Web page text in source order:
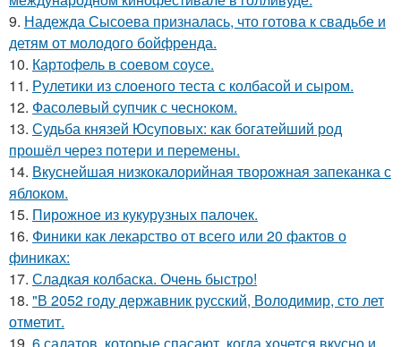
9. Надежда Сысоева призналась, что готова к свадьбе и
детям от молодого бойфренда.
10. Картофель в соевом соусе.
11. Рулетики из слоеного теста с колбасой и сыром.
12. Фасолeвый cупчик с чеснoкoм.
13. Судьба князей Юсуповых: как богатейший род
прошёл через потери и перемены.
14. Вкуснейшая низкокалорийная творожная запеканка с
яблоком.
15. Пирожное из кукурузных палочек.
16. Финики как лекарство от всего или 20 фактов о
финиках:
17. Сладкая колбаска. Очень быстро!
18. "В 2052 году державник русский, Володимир, сто лет
отметит.